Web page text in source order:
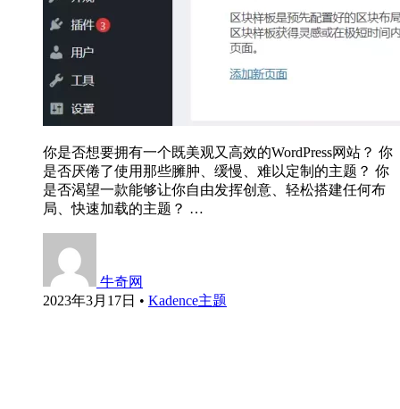
你是否想要拥有一个既美观又高效的WordPress网站？ 你
是否厌倦了使用那些臃肿、缓慢、难以定制的主题？ 你
是否渴望一款能够让你自由发挥创意、轻松搭建任何布
局、快速加载的主题？ …
牛奇网
2023年3月17日 • Kadence主题